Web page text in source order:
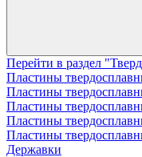
Перейти в раздел
Пластины
Пластины
Пластины
Пластины
Пластины
Державки